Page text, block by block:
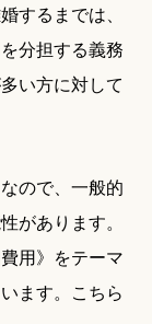
するまでは、
分担する義務
い方に対して
ので、一般的
があります。
用》をテーマ
ます。こちら